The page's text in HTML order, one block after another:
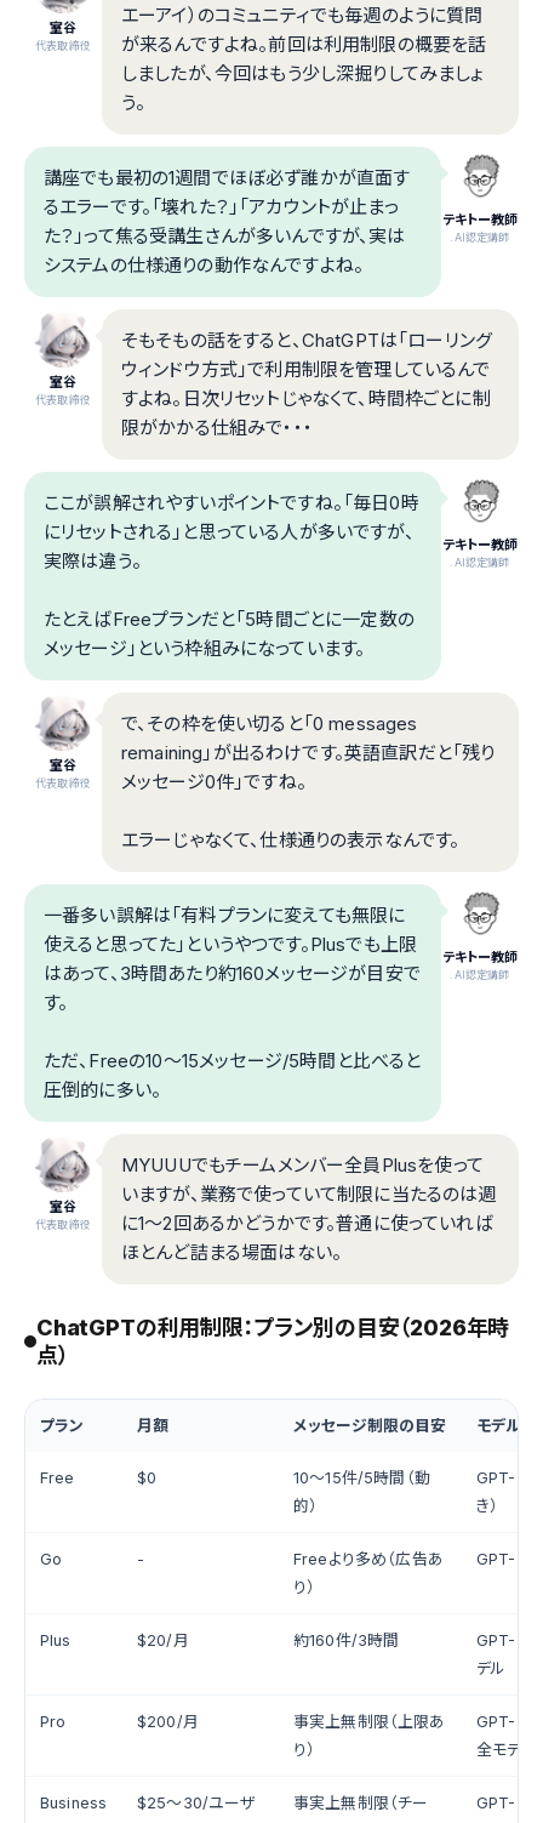
室谷
代表取締役
エーアイ）のコミュニティでも毎週のように質問
が来るんですよね。前回は利用制限の概要を話
しましたが、今回はもう少し深掘りしてみましょ
う。
テキトー教師
.AI認定講師
講座でも最初の1週間でほぼ必ず誰かが直面す
るエラーです。「壊れた？」「アカウントが止まっ
た？」って焦る受講生さんが多いんですが、実は
システムの仕様通りの動作なんですよね。
室谷
代表取締役
そもそもの話をすると、ChatGPTは「ローリング
ウィンドウ方式」で利用制限を管理しているんで
すよね。日次リセットじゃなくて、時間枠ごとに制
限がかかる仕組みで・・・
テキトー教師
.AI認定講師
ここが誤解されやすいポイントですね。「毎日0時
にリセットされる」と思っている人が多いですが、
実際は違う。
たとえばFreeプランだと「5時間ごとに一定数の
メッセージ」という枠組みになっています。
室谷
代表取締役
で、その枠を使い切ると「0 messages
remaining」が出るわけです。英語直訳だと「残り
メッセージ0件」ですね。
エラーじゃなくて、仕様通りの表示なんです。
テキトー教師
.AI認定講師
一番多い誤解は「有料プランに変えても無限に
使えると思ってた」というやつです。Plusでも上限
はあって、3時間あたり約160メッセージが目安で
す。
ただ、Freeの10〜15メッセージ/5時間と比べると
圧倒的に多い。
室谷
代表取締役
MYUUUでもチームメンバー全員Plusを使って
いますが、業務で使っていて制限に当たるのは週
に1〜2回あるかどうかです。普通に使っていれば
ほとんど詰まる場面はない。
ChatGPTの利用制限：プラン別の目安（2026年時
点）
プラン 月額 メッセージ制限の目安 モデル
Free $0
10〜15件/5時間（動
的）
GPT-5.3
き）
Go -
Freeより多め（広告あ
り）
GPT-5.3
Plus $20/月 約160件/3時間
GPT-5.3
デル
Pro $200/月
事実上無制限（上限あ
り）
GPT-5.4
全モデル
Business
$25〜30/ユーザ
事実上無制限（チー
GPT-